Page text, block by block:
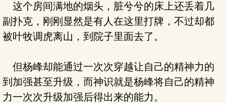
这个房间满地的烟头，脏兮兮的床上还丢着几
副扑克，刚刚显然是有人在这里打牌，不过却都
被叶牧调虎离山，到院子里面去了。
但杨峰却能通过一次次穿越让自己的精神力的
到加强甚至升级，而神识就是杨峰将自己的精神
力一次次升级加强后得出来的能力。